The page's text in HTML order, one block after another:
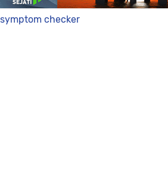
symptom checker